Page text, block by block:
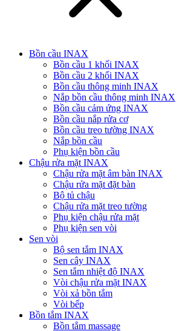
Bồn cầu INAX
Bồn cầu 1 khối INAX
Bồn cầu 2 khối INAX
Bồn cầu thông minh INAX
Nắp bồn cầu thông minh INAX
Bồn cầu cảm ứng INAX
Bồn cầu nắp rửa cơ
Bồn cầu treo tường INAX
Nắp bồn cầu
Phụ kiện bồn cầu
Chậu rửa mặt INAX
Chậu rửa mặt âm bàn INAX
Chậu rửa mặt đặt bàn
Bộ tủ chậu
Chậu rửa mặt treo tường
Phụ kiện chậu rửa mặt
Phụ kiện sen vòi
Sen vòi
Bộ sen tắm INAX
Sen cây INAX
Sen tắm nhiệt độ INAX
Vòi chậu rửa mặt INAX
Vòi xả bồn tắm
Vòi bếp
Bồn tắm INAX
Bồn tắm massage